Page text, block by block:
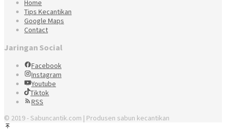
Home
Tips Kecantikan
Google Maps
Contact
Jaringan Social
Facebook
Instagram
Youtube
Tiktok
RSS
© 2019 - Sabuncantik.com | Produsen sabun kecantikan